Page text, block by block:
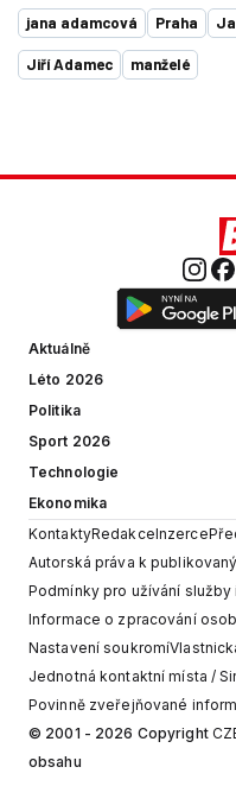
jana adamcová Praha
Jiří Adamec manželé
Aktuálně
Léto 2026
Politika
Sport 2026
Technologie
Ekonomika
KontaktyRedakceInzerce
Autorská práva k
Podmínky pro užívání
Informace o zpracování
Nastavení soukromí
Jednotná kontaktní místa /
Povinně zveřejňované
© 2001 - 2026 Copyright
obsahu